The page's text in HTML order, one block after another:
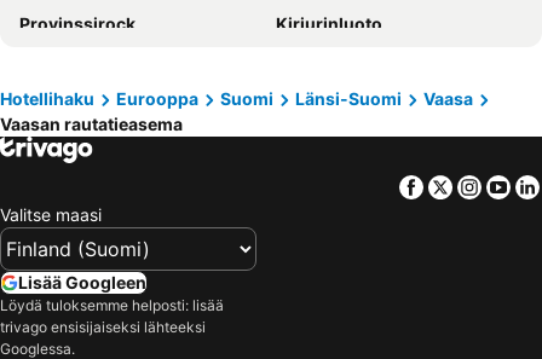
Provinssirock
Kirjurinluoto
Höga Kusten
Seinäjoen rautatieasema
Porin rautatieasema
Törnävä
Vaasan lentoasema
Seinäjoen vauhtiajot
Höga Kusten Airport
Hietalahden stadion
Hotellihaku Eurooppa Suomi Länsi-Suomi
Vaasa
Vaasan rautatieasema
Facebook
Twitter
Valitse maasi
Lisää Googleen
Löydä tuloksemme helposti: lisää
trivago ensisijaiseksi lähteeksi
Googlessa.